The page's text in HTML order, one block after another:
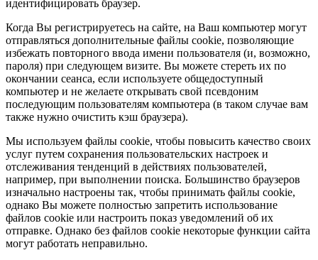
идентифицировать браузер.
Когда Вы регистрируетесь на сайте, на Ваш компьютер могут
отправляться дополнительные файлы cookie, позволяющие
избежать повторного ввода имени пользователя (и, возможно,
пароля) при следующем визите. Вы можете стереть их по
окончании сеанса, если используете общедоступный
компьютер и не желаете открывать свой псевдоним
последующим пользователям компьютера (в таком случае вам
также нужно очистить кэш браузера).
Мы используем файлы cookie, чтобы повысить качество своих
услуг путем сохранения пользовательских настроек и
отслеживания тенденций в действиях пользователей,
например, при выполнении поиска. Большинство браузеров
изначально настроены так, чтобы принимать файлы cookie,
однако Вы можете полностью запретить использование
файлов cookie или настроить показ уведомлений об их
отправке. Однако без файлов cookie некоторые функции сайта
могут работать неправильно.